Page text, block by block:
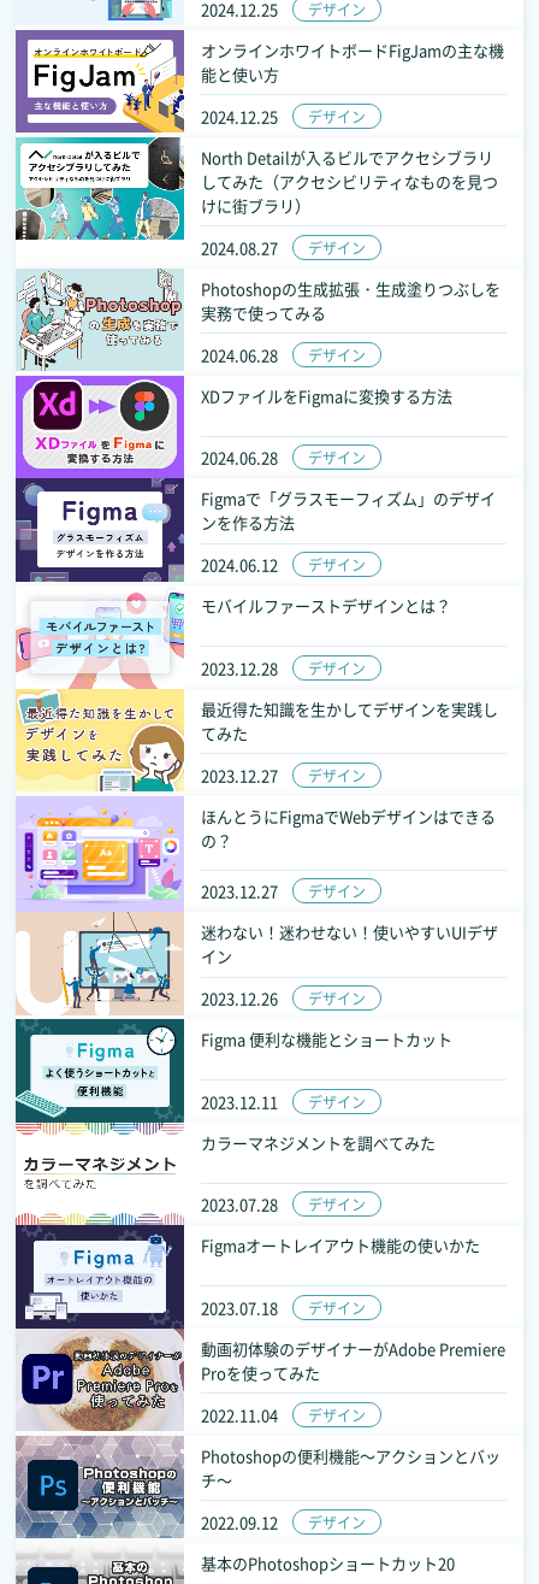
2024.12.25 デザイン
2024.12.25 デザイン
オンラインホワイトボードFigJamの主な機
能と使い方
2024.08.27 デザイン
North Detailが入るビルでアクセシブラリ
してみた（アクセシビリティなものを見つ
けに街ブラリ）
2024.06.28 デザイン
Photoshopの生成拡張・生成塗りつぶしを
実務で使ってみる
2024.06.28 デザイン
XDファイルをFigmaに変換する方法
2024.06.12 デザイン
Figmaで「グラスモーフィズム」のデザイ
ンを作る方法
2023.12.28 デザイン
モバイルファーストデザインとは？
2023.12.27 デザイン
最近得た知識を生かしてデザインを実践し
てみた
2023.12.27 デザイン
ほんとうにFigmaでWebデザインはできる
の？
2023.12.26 デザイン
迷わない！迷わせない！使いやすいUIデザ
イン
2023.12.11 デザイン
Figma 便利な機能とショートカット
2023.07.28 デザイン
カラーマネジメントを調べてみた
2023.07.18 デザイン
Figmaオートレイアウト機能の使いかた
2022.11.04 デザイン
動画初体験のデザイナーがAdobe Premiere
Proを使ってみた
2022.09.12 デザイン
Photoshopの便利機能～アクションとバッ
チ～
基本のPhotoshopショートカット20